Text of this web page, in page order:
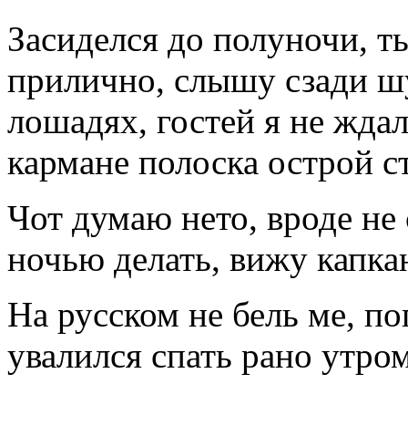
Засиделся до полуночи,
прилично, слышу сзади
лошадях, гостей я не
кармане полоска острой
Чот думаю нето, вроде не
ночью делать, вижу
На русском не бель ме,
увалился спать рано